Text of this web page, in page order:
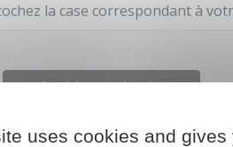
la case correspondant à
Accéder au simulateur
uses cookies and